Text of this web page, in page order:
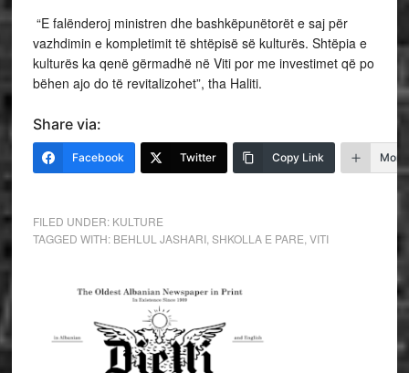
“E falënderoj ministren dhe bashkëpunëtorët e saj për
vazhdimin e kompletimit të shtëpisë së kulturës. Shtëpia e
kulturës ka qenë gërmadhë në Viti por me investimet që po
bëhen ajo do të revitalizohet”, tha Haliti.
Share via:
Facebook Twitter Copy Link More
FILED UNDER: KULTURE
TAGGED WITH: BEHLUL JASHARI, SHKOLLA E PARE VITI